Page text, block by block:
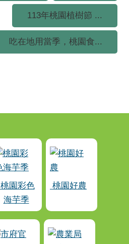
113年桃園植樹節 ...
吃在地用當季，桃園食...
桃園彩色
海芋季
桃園好農